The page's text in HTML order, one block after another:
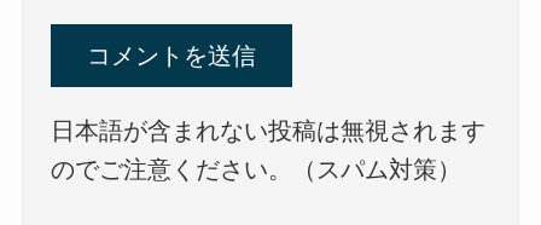
日本語が含まれない投稿は無視されます
のでご注意ください。（スパム対策）